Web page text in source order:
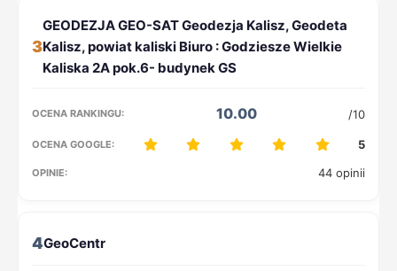
3
10.00 /10
5
44 opinii
4